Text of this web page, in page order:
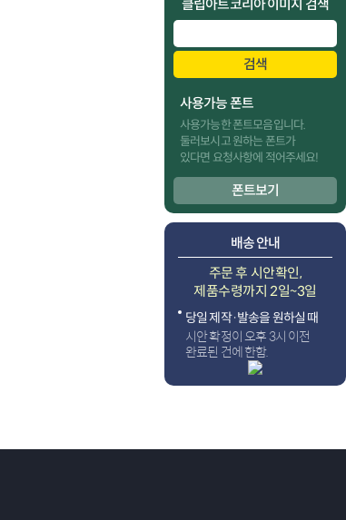
클립아트코리아 이미지 검색
검색
사용가능 폰트
사용가능한 폰트모음입니다.
둘러보시고 원하는 폰트가
있다면 요청사항에 적어주세요!
폰트보기
배송 안내
주문 후 시안확인,
제품수령까지 2일~3일
당일 제작·발송을 원하실 때
시안 확정이 오후 3시 이전
완료된 건에 한함.